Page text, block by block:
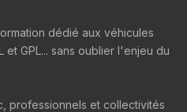
dédié aux véhicules
et GPL... sans oublier l'enjeu du
professionnels et collectivités